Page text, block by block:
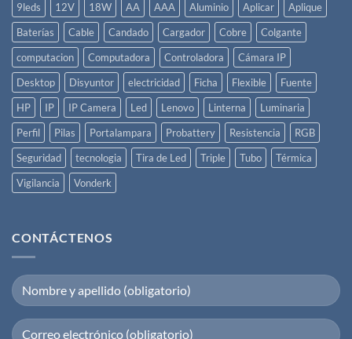
9leds 12V 18W AA AAA Aluminio Aplicar
Aplique
Baterías
Cable Candado Cargador Cobre
Colgante
computacion
Computadora Controladora
Cámara IP
Desktop
Disyuntor electricidad Ficha Flexible
Fuente
HP
IP IP Camera Led Lenovo Linterna
Luminaria
Perfil
Pilas Portalampara Probattery Resistencia
RGB
Seguridad
tecnologia Tira de Led Triple Tubo
Térmica
Vigilancia
Vonderk
CONTÁCTENOS